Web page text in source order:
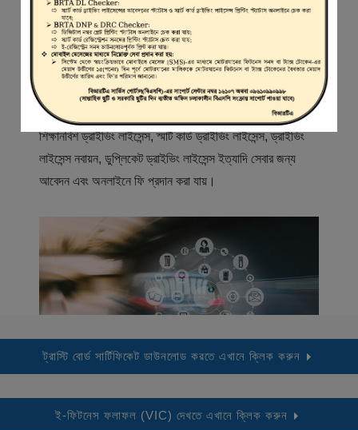
স্বাগতম
বিআরটিএ সার্ভিস পোর্টাল (বিএসপি) বাংলাদেশ রোড ট্রান্সপোর্ট অথরিটি
(বিআরটিএ) এর একটি অনলাইন সেবা প্রদানের মাধ্যম যেখানে ড্রাইভার,
মোটরযান মালিক, মোটরযান বিক্রেতাদের নিবন্ধিত করা হয় এবং
শিক্ষানবিশ ড্রাইভিং লাইসেন্স, স্মার্ট কার্ড ড্রাইভিং লাইসেন্স, ড্রাইভিং
লাইসেন্স নবায়ন, ডুপ্লিকেট ড্রাইভিং লাইসেন্স ইত্যাদি সেবার জন্য
আবেদন এবং অনলাইনে ফি প্রদান করা যায়।
ট্রাস্টি বোর্ড সার্টিফিকেট ডাউনলোড করতে এখানে ক্লিক করুন
ই-ফিটনেস ফলাফল (VIC) দেখতে এখানে ক্লিক করুন